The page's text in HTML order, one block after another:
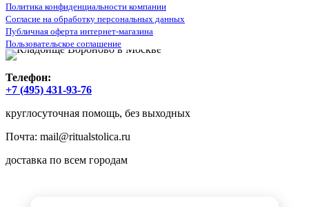
Политика конфиденциальности компании
Согласие на обработку персональных данных
Публичная оферта интернет-магазина
Пользовательское соглашение
Телефон:
+7 (495) 431-93-76
круглосуточная помощь, без выходных
Почта: mail@ritualstolica.ru
доставка по всем городам